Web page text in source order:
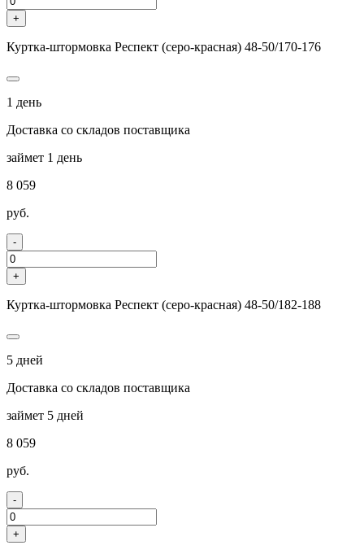
+
Куртка-штормовка Респект (серо-красная) 48-50/170-176
1 день
Доставка со складов поставщика
займет 1 день
8 059
руб.
-
+
Куртка-штормовка Респект (серо-красная) 48-50/182-188
5 дней
Доставка со складов поставщика
займет 5 дней
8 059
руб.
-
+